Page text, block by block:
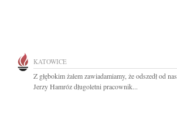
KATOWICE
Z głębokim żalem zawiadamiamy, że odszedł od nas
Jerzy Hamróz długoletni pracownik...